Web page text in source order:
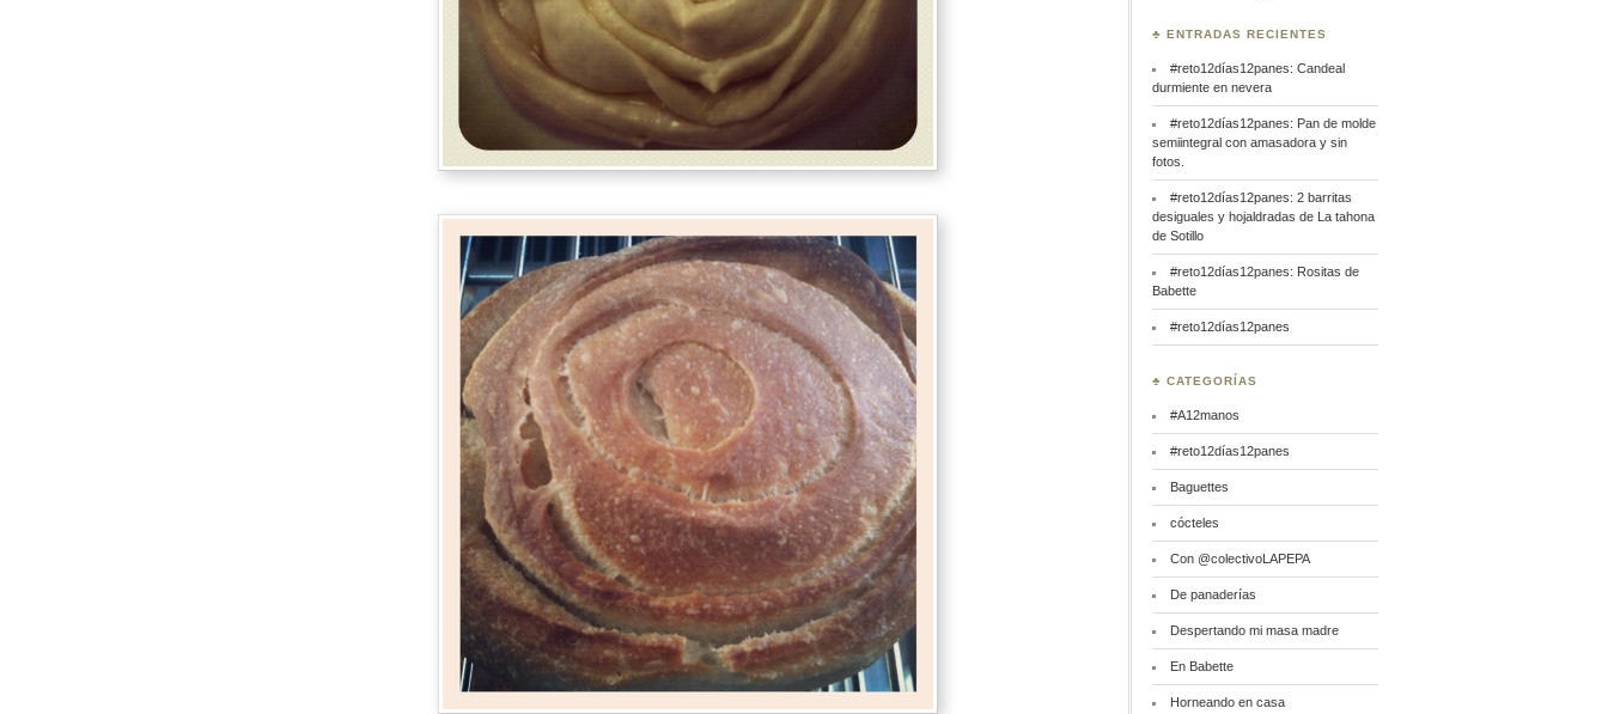
♣ ENTRADAS RECIENTES
#reto12días12panes: Candeal
durmiente en nevera
#reto12días12panes: Pan de molde
semiintegral con amasadora y sin
fotos.
#reto12días12panes: 2 barritas
desiguales y hojaldradas de La tahona
de Sotillo
#reto12días12panes: Rositas de
Babette
#reto12días12panes
♣ CATEGORÍAS
#A12manos
#reto12días12panes
Baguettes
cócteles
Con @colectivoLAPEPA
De panaderías
Despertando mi masa madre
En Babette
Horneando en casa